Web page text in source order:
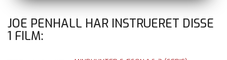
JOE PENHALL HAR INSTRUERET DISSE
1 FILM: